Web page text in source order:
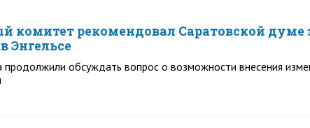
комитет рекомендовал Саратовской думе
Энгельсе
обсуждать вопрос о возможности внесения